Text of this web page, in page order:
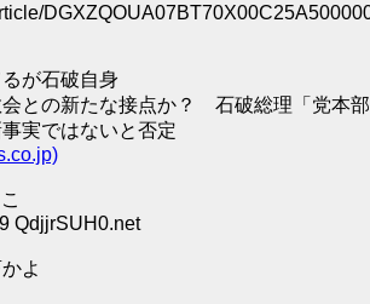
が石破自身
との新たな接点か？ 石破総理「党本部
実ではないと否定
QdjjrSUH0.net
よ